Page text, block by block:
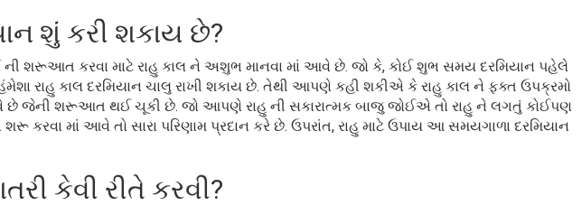
શું કરી શકાય છે?
ની શરૂઆત કરવા માટે રાહુ કાલ ને અશુભ માનવા માં આવે છે. જો કે, કોઈ શુભ સમય દરમિયાન પહેલે
હંમેશા રાહુ કાલ દરમિયાન ચાલુ રાખી શકાય છે. તેથી આપણે કહી શકીએ કે રાહુ કાલ ને ફક્ત ઉપક્રમો
છે જેની શરૂઆત થઈ ચૂકી છે. જો આપણે રાહુ ની સકારાત્મક બાજુ જોઈએ તો રાહુ ને લગતું કોઈપણ
કરવા માં આવે તો સારા પરિણામ પ્રદાન કરે છે. ઉપરાંત, રાહુ માટે ઉપાય આ સમયગાળા દરમિયાન
કેવી રીતે કરવી?